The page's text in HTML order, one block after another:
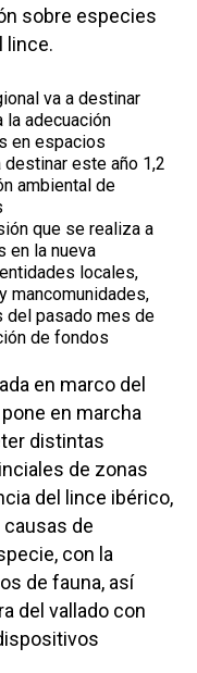
sobre especies
lince.
va a destinar
la adecuación
en espacios
destinar este año 1,2
ambiental de
que se realiza a
en la nueva
locales,
mancomunidades,
del pasado mes de
de fondos
en marco del
pone en marcha
distintas
de zonas
del lince ibérico,
de
con la
de fauna, así
del vallado con
La
Toledo
Ciudad Real